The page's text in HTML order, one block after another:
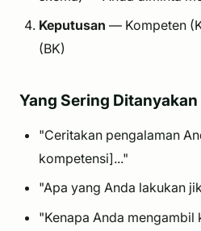
Keputusan — Kompeten
(BK)
Yang Sering
"Ceritakan pengalaman
kompetensi]..."
"Apa yang Anda lakukan
"Kenapa Anda mengambil